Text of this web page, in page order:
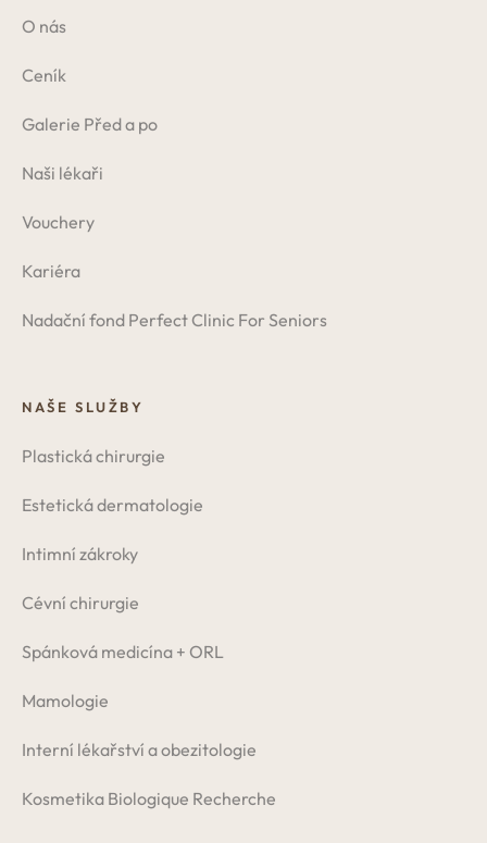
O nás
Ceník
Galerie Před a po
Naši lékaři
Vouchery
Kariéra
Nadační fond Perfect Clinic For Seniors
NAŠE SLUŽBY
Plastická chirurgie
Estetická dermatologie
Intimní zákroky
Cévní chirurgie
Spánková medicína + ORL
Mamologie
Interní lékařství a obezitologie
Kosmetika Biologique Recherche